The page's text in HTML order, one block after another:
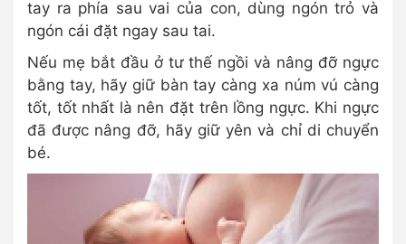
tay ra phía sau vai của con, dùng ngón trỏ và
ngón cái đặt ngay sau tai.
Nếu mẹ bắt đầu ở tư thế ngồi và nâng đỡ ngực
bằng tay, hãy giữ bàn tay càng xa núm vú càng
tốt, tốt nhất là nên đặt trên lồng ngực. Khi ngực
đã được nâng đỡ, hãy giữ yên và chỉ di chuyển
bé.